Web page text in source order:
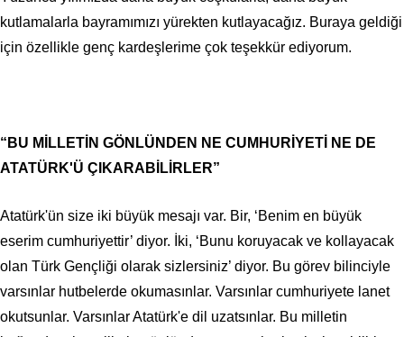
kutlamalarla bayramımızı yürekten kutlayacağız. Buraya geldiği
için özellikle genç kardeşlerime çok teşekkür ediyorum.
“BU MİLLETİN GÖNLÜNDEN NE CUMHURİYETİ NE DE
ATATÜRK'Ü ÇIKARABİLİRLER”
Atatürk'ün size iki büyük mesajı var. Bir, ‘Benim en büyük
eserim cumhuriyettir’ diyor. İki, ‘Bunu koruyacak ve kollayacak
olan Türk Gençliği olarak sizlersiniz’ diyor. Bu görev bilinciyle
varsınlar hutbelerde okumasınlar. Varsınlar cumhuriyete lanet
okutsunlar. Varsınlar Atatürk'e dil uzatsınlar. Bu milletin